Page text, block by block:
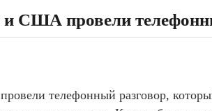
и США провели
телефонный разговор,